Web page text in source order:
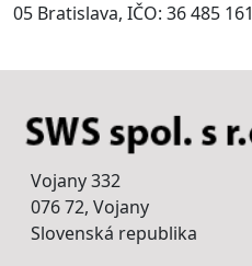
05 Bratislava, IČO: 36 485 161
Vojany 332
076 72, Vojany
Slovenská republika